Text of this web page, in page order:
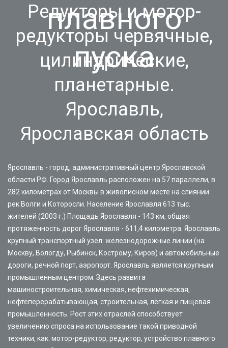
плавного
пуска
Редукторы и мотор-
редукторы червячные,
цилиндрические,
планетарные.
Ярославль,
Ярославская область
Ярославль - город, административный центр Ярославской
области РФ. Город Ярославль расположен на 57 параллели, в
282 километрах от Москвы в живописном месте на слиянии
рек Волги и Которосли. Население Ярославля 613 тыс.
жителей (2003 г.) Площадь Ярославля - 143 км, общая
протяженность дорог Ярославля - 611,4 километра. Ярославль
крупный транспортный узел: железнодорожные линии (на
Москву, Вологду, Рыбинск, Кострому, Киров) и автомобильные
дороги, речной порт, аэропорт. Ярославль является крупным
промышленным центром. Здесь развита
машиностроительная, химическая, нефтехимическая,
нефтеперерабатывающая, строительная, лёгкая и пищевая
промышленность. Рост этих отраслей способствует
увеличению спроса на использование такой приводной
техники, как: мотор-редуктор, редуктор, устройство плавного